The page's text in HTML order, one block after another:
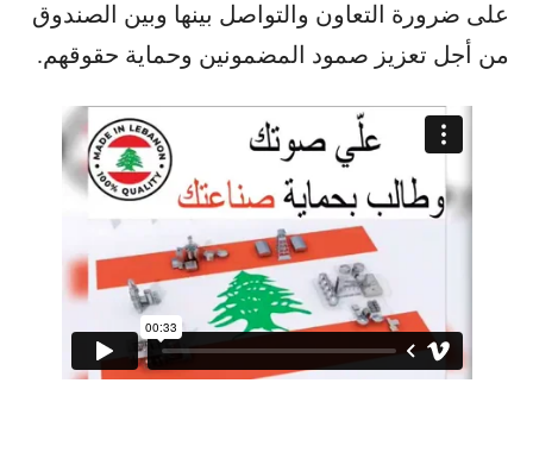
على ضرورة التعاون والتواصل بينها وبين الصندوق
من أجل تعزيز صمود المضمونين وحماية حقوقهم.